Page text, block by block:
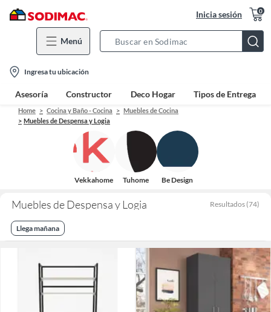
Inicia sesión 0
Menú
Bar
location-
icon
Ingresa tu ubicación
Asesoría Constructor Deco Hogar Tipos de Entrega
Home Cocina y Baño - Cocina
Muebles de Cocina
Muebles de Despensa y Logia
Vekkahome Tuhome Be Design
Muebles de Despensa y Logia Resultados (74)
Llega mañana